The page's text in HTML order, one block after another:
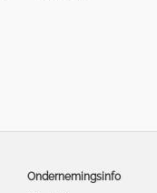
Ondernemingsinfo